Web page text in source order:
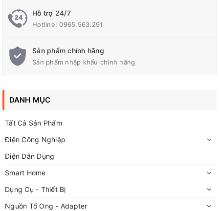
THÔNG SỐ KỸ THUẬT
+ 1 mạch đóng ngắt theo nhiệt độ, mạch kiểm soát
nhiệt độ
+ 1 quạt tản nhiệt 8x8 ( có thể khách hình chút có nhiều
đợt hàng khác nhau )
+ 1 nguồn adapter 12V 1A
adapter
Hỗ trợ 24/7
Hotline:0965.563.291
Sản phẩm chính hãng
Sản phẩm nhập khẩu chính hãng
DANH MỤC
Tất Cả Sản Phẩm
Điện Công Nghiệp
Điện Dân Dụng
Smart Home
Dụng Cụ - Thiết Bị
Nguồn Tổ Ong - Adapter